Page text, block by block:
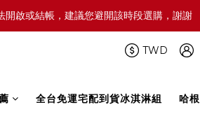
啟或結帳，建議您避開該時段選購，謝謝
TWD
全台免運宅配到貨冰淇淋組 哈